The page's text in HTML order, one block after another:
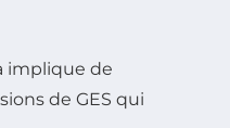
implique de
de GES qui